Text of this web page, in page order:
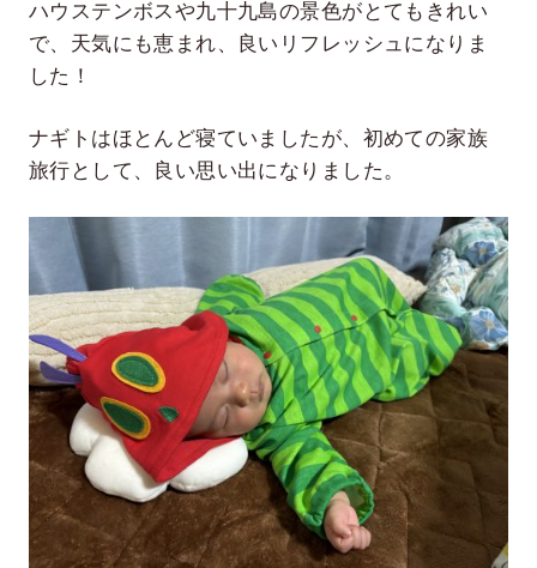
ハウステンボスや九十九島の景色がとてもきれい
で、天気にも恵まれ、良いリフレッシュになりま
した！
ナギトはほとんど寝ていましたが、初めての家族
旅行として、良い思い出になりました。